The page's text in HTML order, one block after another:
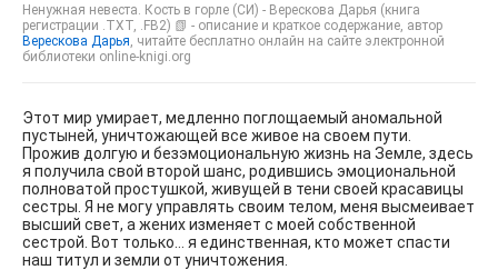
Ненужная невеста. Кость в горле (СИ) - Верескова Дарья (книга
регистрации .TXT, .FB2) 📗 - описание и краткое содержание, автор
Верескова Дарья, читайте бесплатно онлайн на сайте электронной
библиотеки online-knigi.org
Этот мир умирает, медленно поглощаемый аномальной
пустыней, уничтожающей все живое на своем пути.
Прожив долгую и безэмоциональную жизнь на Земле, здесь
я получила свой второй шанс, родившись эмоциональной
полноватой простушкой, живущей в тени своей красавицы
сестры. Я не могу управлять своим телом, меня высмеивает
высший свет, а жених изменяет с моей собственной
сестрой. Вот только… я единственная, кто может спасти
наш титул и земли от уничтожения.